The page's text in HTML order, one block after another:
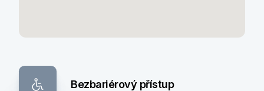
Bezbariérový přístup